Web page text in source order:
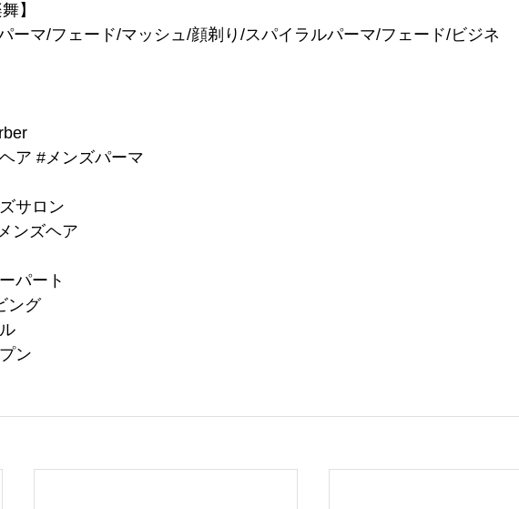
】
ーマ/フェード/マッシュ/顔剃り/スパイラルパーマ/フェード/ビジネ
ア #メンズパーマ
サロン
ンズヘア
パート
ング
ン